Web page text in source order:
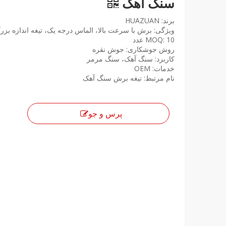
برند: HUAZUAN
ویژگی: برش با سرعت بالا، الماس درجه یک، تیغه اندازه
MOQ: 10 عدد
روش جوشکاری: جوش نقره
کاربرد: سنگ آهک، سنگ مرمر
خدمات: OEM
نام مرتبط: تیغه برش سنگ آهک
پرس و جو